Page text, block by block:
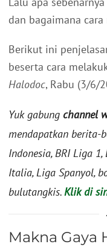
dan bagaimana
Berikut ini
beserta cara
Halodoc, Rabu (3/6/
Yuk gabung channel
mendapatkan berita-
Indonesia, BRI Liga
Italia, Liga Spanyol,
bulutangkis.Klik di
Makna Gaya